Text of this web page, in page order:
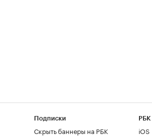
Подписки
Скрыть баннеры на РБК
РБК
iOS